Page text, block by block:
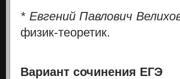
* Евгений Павлович
физик-теоретик.
Вариант сочинения ЕГЭ